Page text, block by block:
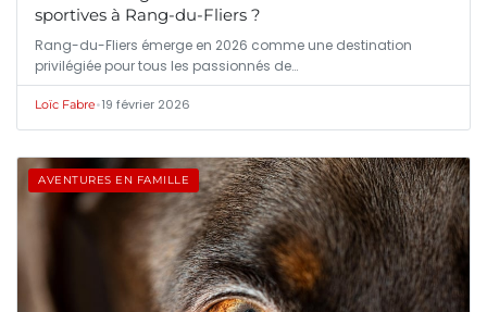
sportives à Rang-du-Fliers ?
Rang-du-Fliers émerge en 2026 comme une destination
privilégiée pour tous les passionnés de…
Loïc Fabre•19 février 2026
AVENTURES EN FAMILLE